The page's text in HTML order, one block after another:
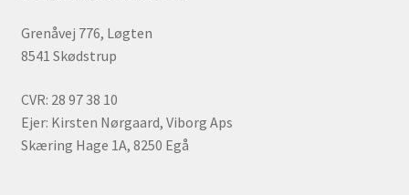
Grenåvej 776, Løgten
8541 Skødstrup
CVR: 28 97 38 10
Ejer: Kirsten Nørgaard, Viborg Aps
Skæring Hage 1A, 8250 Egå